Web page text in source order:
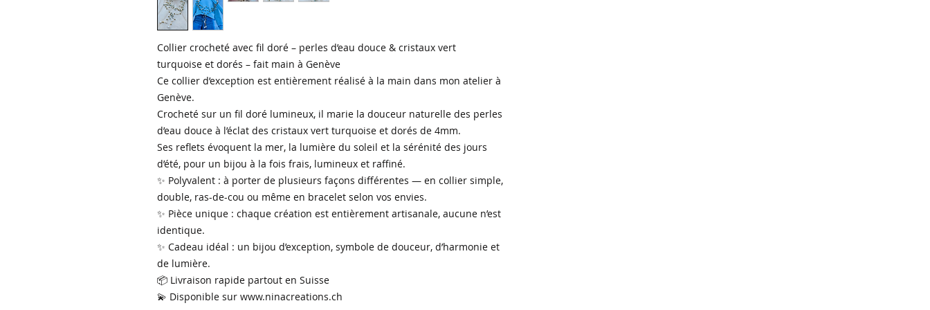
Collier crocheté avec fil doré – perles d’eau douce & cristaux vert
turquoise et dorés – fait main à Genève
Ce collier d’exception est entièrement réalisé à la main dans mon atelier à
Genève.
Crocheté sur un fil doré lumineux, il marie la douceur naturelle des perles
d’eau douce à l’éclat des cristaux vert turquoise et dorés de 4mm.
Ses reflets évoquent la mer, la lumière du soleil et la sérénité des jours
d’été, pour un bijou à la fois frais, lumineux et raffiné.
✨ Polyvalent : à porter de plusieurs façons différentes — en collier simple,
double, ras-de-cou ou même en bracelet selon vos envies.
✨ Pièce unique : chaque création est entièrement artisanale, aucune n’est
identique.
✨ Cadeau idéal : un bijou d’exception, symbole de douceur, d’harmonie et
de lumière.
📦 Livraison rapide partout en Suisse
💫 Disponible sur www.ninacreations.ch